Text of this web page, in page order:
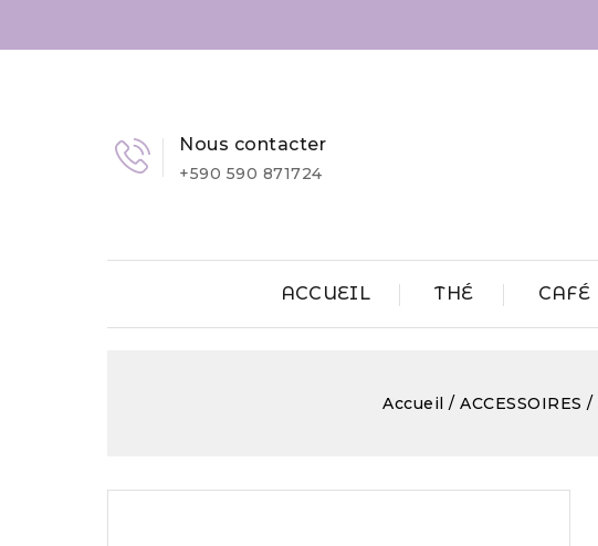
Nous contacter
+590 590 871724
ACCUEIL THÉ CAFÉ
Accueil ACCESSOIRES